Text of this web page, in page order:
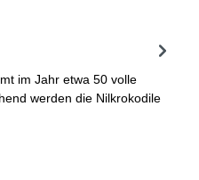
im Jahr etwa 50 volle
werden die Nilkrokodile